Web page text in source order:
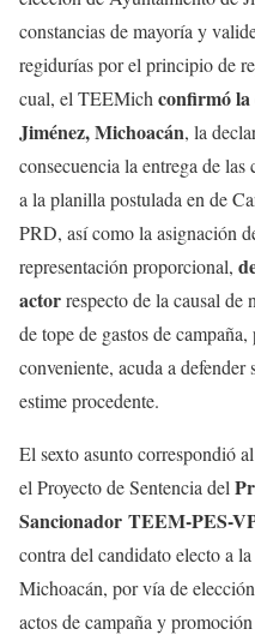
constancias de mayoría y
regidurías por el principio de
cual, el TEEMich confirmó la
Jiménez, Michoacán, la
consecuencia la entrega de las
a la planilla postulada en de
PRD, así como la asignación
representación proporcional,
actorrespecto de la causal de
de tope de gastos de
conveniente, acuda a
estime procedente.
El sexto asunto correspondió
el Proyecto de Sentencia del
Sancionador TEEM-PES-
contra del candidato electo a
Michoacán, por vía de
actos de campaña y